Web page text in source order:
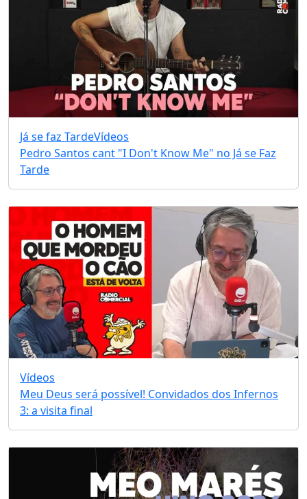
Já se faz TardeVídeos
Pedro Santos cant "I Don't Know Me" no Já se Faz
Tarde
Vídeos
Meu Deus será possível! Convidados dos Infernos
3: a visita final